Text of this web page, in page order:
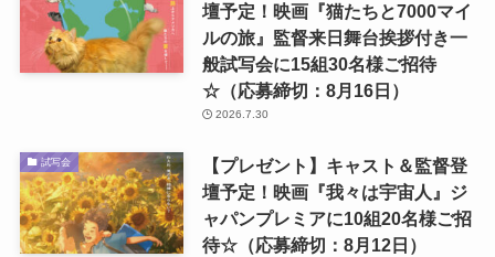
壇予定！映画『猫たちと7000マイ
ルの旅』監督来日舞台挨拶付き一
般試写会に15組30名様ご招待
☆（応募締切：8月16日）
2026.7.30
試写会
【プレゼント】キャスト＆監督登
壇予定！映画『我々は宇宙人』ジ
ャパンプレミアに10組20名様ご招
待☆（応募締切：8月12日）